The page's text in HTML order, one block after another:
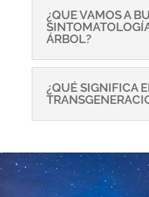
¿QUE VAMOS A
ÁRBOL?
¿QUÉ SIGNIFICA